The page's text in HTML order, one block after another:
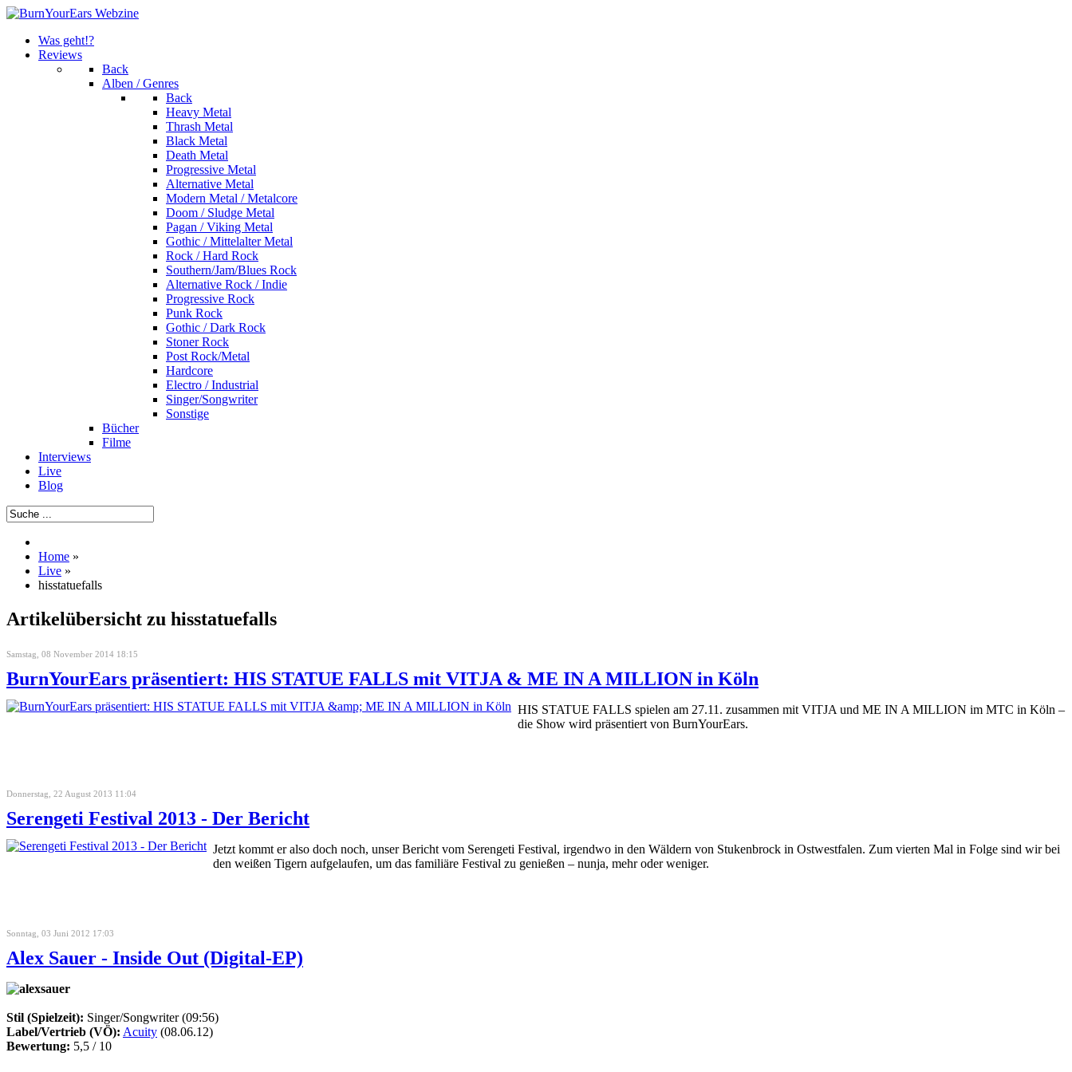
Was geht!?
Reviews
Back
Alben / Genres
Back
Heavy Metal
Thrash Metal
Black Metal
Death Metal
Progressive Metal
Alternative Metal
Modern Metal / Metalcore
Doom / Sludge Metal
Pagan / Viking Metal
Gothic / Mittelalter Metal
Rock / Hard Rock
Southern/Jam/Blues Rock
Alternative Rock / Indie
Progressive Rock
Punk Rock
Gothic / Dark Rock
Stoner Rock
Post Rock/Metal
Hardcore
Electro / Industrial
Singer/Songwriter
Sonstige
Bücher
Filme
Interviews
Live
Blog
Home »
Live »
hisstatuefalls
Artikelübersicht zu hisstatuefalls
Samstag, 08 November 2014 18:15
BurnYourEars präsentiert: HIS STATUE FALLS mit VITJA & ME IN A MILLION in Köln
HIS STATUE FALLS spielen am 27.11. zusammen mit VITJA und ME IN A MILLION im MTC in Köln –
die Show wird präsentiert von BurnYourEars.
Donnerstag, 22 August 2013 11:04
Serengeti Festival 2013 - Der Bericht
Jetzt kommt er also doch noch, unser Bericht vom Serengeti Festival, irgendwo in den Wäldern von Stukenbrock in Ostwestfalen. Zum vierten Mal in Folge sind wir bei
den weißen Tigern aufgelaufen, um das familiäre Festival zu genießen – nunja, mehr oder weniger.
Sonntag, 03 Juni 2012 17:03
Alex Sauer - Inside Out (Digital-EP)
Stil (Spielzeit): Singer/Songwriter (09:56)
Label/Vertrieb (VÖ): Acuity (08.06.12)
Bewertung: 5,5 / 10